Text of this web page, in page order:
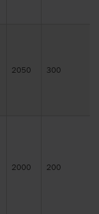
2050 300
2000 200